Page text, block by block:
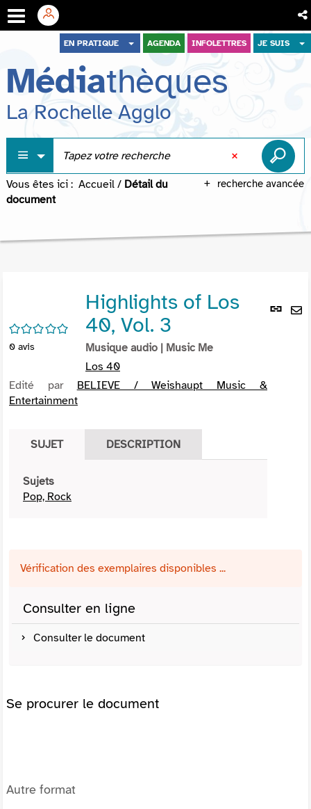
menu
contenu
recherche
EN PRATIQUE AGENDA INFOLETTRES JE SUIS
Médiathèques
La Rochelle Agglo
recherche avancée
Vous êtes ici : Accueil / Détail du
document
Lien
/5
0 avis
Highlights of Los
40, Vol. 3
Musique audio | Music Me
Los 40
Edité par BELIEVE / Weishaupt Music &
Entertainment
SUJET DESCRIPTION
Sujets
Pop, Rock
Vérification des exemplaires disponibles ...
Consulter en ligne
Consulter le document
Se procurer le document
Autre format